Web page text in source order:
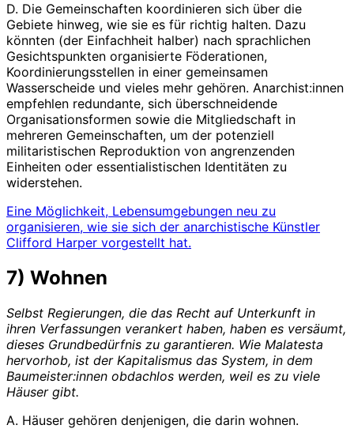
D. Die Gemeinschaften koordinieren sich über die
Gebiete hinweg, wie sie es für richtig halten. Dazu
könnten (der Einfachheit halber) nach sprachlichen
Gesichtspunkten organisierte Föderationen,
Koordinierungsstellen in einer gemeinsamen
Wasserscheide und vieles mehr gehören. Anarchist:innen
empfehlen redundante, sich überschneidende
Organisationsformen sowie die Mitgliedschaft in
mehreren Gemeinschaften, um der potenziell
militaristischen Reproduktion von angrenzenden
Einheiten oder essentialistischen Identitäten zu
widerstehen.
Eine Möglichkeit, Lebensumgebungen neu zu
organisieren, wie sie sich der anarchistische Künstler
Clifford Harper vorgestellt hat.
7) Wohnen
Selbst Regierungen, die das Recht auf Unterkunft in
ihren Verfassungen verankert haben, haben es versäumt,
dieses Grundbedürfnis zu garantieren. Wie Malatesta
hervorhob, ist der Kapitalismus das System, in dem
Baumeister:innen obdachlos werden, weil es zu viele
Häuser gibt.
A. Häuser gehören denjenigen, die darin wohnen.